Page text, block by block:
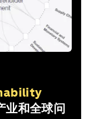
业和全球问